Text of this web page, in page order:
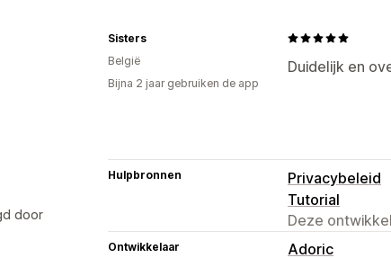
Duidelijk en
Sisters
België
Bijna 2 jaar gebruiken de app
door
Hulpbronnen
Privacybeleid
Tutorial
Deze
Ontwikkelaar
Adoric